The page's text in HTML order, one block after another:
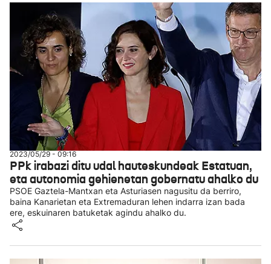
2023/05/29 - 09:16
PPk irabazi ditu udal hauteskundeak Estatuan,
eta autonomia gehienetan gobernatu ahalko du
PSOE Gaztela-Mantxan eta Asturiasen nagusitu da berriro,
baina Kanarietan eta Extremaduran lehen indarra izan bada
ere, eskuinaren batuketak agindu ahalko du.